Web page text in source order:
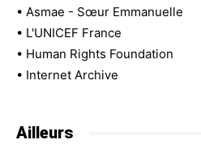
• Asmae - Sœur Emmanuelle
• L'UNICEF France
• Human Rights Foundation
• Internet Archive
Ailleurs